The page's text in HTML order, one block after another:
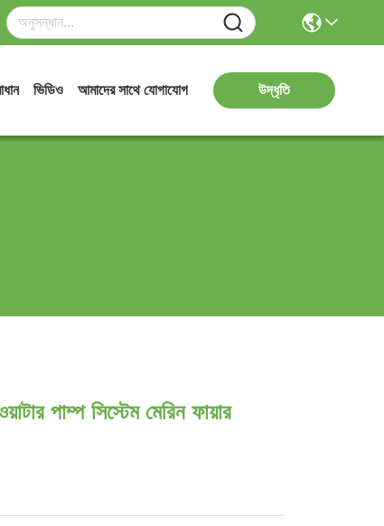
ভিডিও আমাদের সাথে যোগাযোগ উদ্ধৃতি
পাম্প সিস্টেম মেরিন ফায়ার